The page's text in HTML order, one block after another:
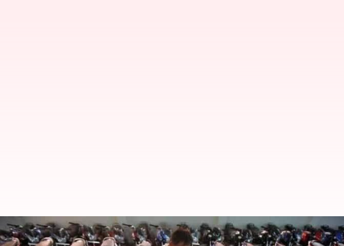
ஜிஎஸ்டி விகிதக் குறைப்பால்